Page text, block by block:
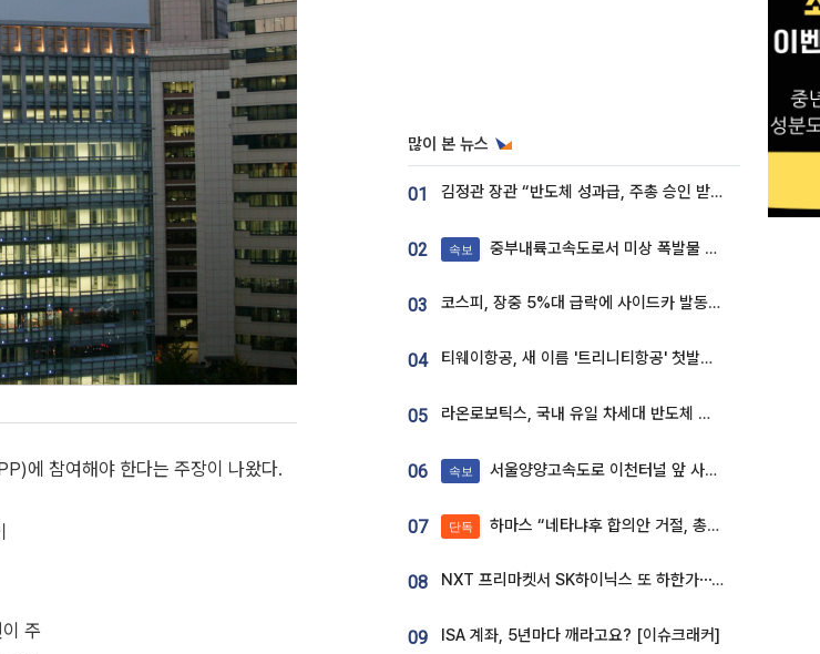
에 참여해야 한다는 주장이 나왔다.
주
많이 본 뉴스
01 김정관 장관 “반도체 성과급, 주총 승인 받도록”…상법·자본시장법 개정 시사
02 속보 중부내륙고속도로서 미상 폭발물 발견
03 코스피, 장중 5%대 급락에 사이드카 발동…삼성·SK 동반 폭락
04 티웨이항공, 새 이름 '트리니티항공' 첫발…SSC 전략 본격화
05 라온로보틱스, 국내 유일 차세대 반도체 공정 로봇 개발 ‘고객사 테스트 진행’
06 속보 서울양양고속도로 이천터널 앞 사고 발생
07 단독 하마스 “네타냐후 합의안 거절, 총선 앞두고 시간 끌기”
08 NXT 프리마켓서 SK하이닉스 또 하한가⋯‘11주 거래’에 시초가 왜곡
09 ISA 계좌, 5년마다 깨라고요? [이슈크래커]